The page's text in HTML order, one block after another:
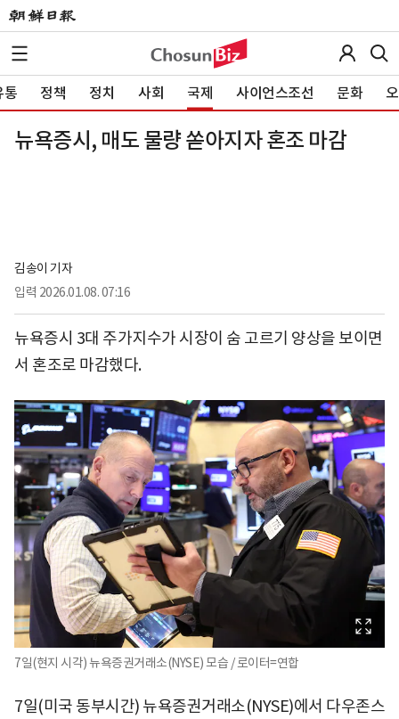
통 정책 정치 사회 국제 사이언스조선 문화
뉴욕증시, 매도 물량 쏟아지자 혼조 마감
김송이 기자
입력 2026.01.08. 07:16
뉴욕증시 3대 주가지수가 시장이 숨 고르기 양상을 보이면
서 혼조로 마감했다.
7일(현지 시각) 뉴욕증권거래소(NYSE) 모습 / 로이터=연합
7일(미국 동부시간) 뉴욕증권거래소(NYSE)에서 다우존스